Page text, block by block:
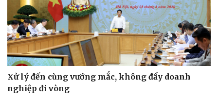
Xử lý đến cùng vướng mắc, không đẩy doanh
nghiệp đi vòng